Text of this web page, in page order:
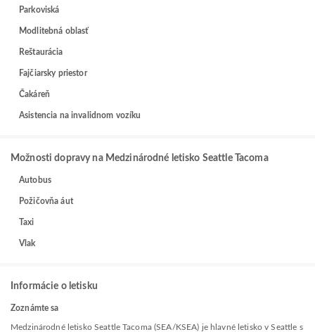
Parkoviská
Modlitebná oblasť
Reštaurácia
Fajčiarsky priestor
Čakáreň
Asistencia na invalidnom vozíku
Možnosti dopravy na Medzinárodné letisko Seattle Tacoma
Autobus
Požičovňa áut
Taxi
Vlak
Informácie o letisku
Zoznámte sa
Medzinárodné letisko Seattle Tacoma (SEA/KSEA) je hlavné letisko v Seattle s